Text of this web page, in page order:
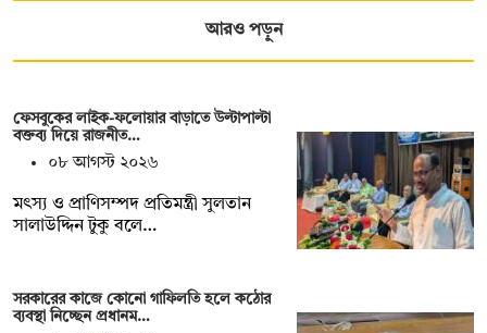
আরও পড়ুন
ফেসবুকের লাইক-ফলোয়ার বাড়াতে উল্টাপাল্টা
বক্তব্য দিয়ে রাজনীত…
০৮ আগস্ট ২০২৬
মৎস্য ও প্রাণিসম্পদ প্রতিমন্ত্রী সুলতান
সালাউদ্দিন টুকু বলে…
সরকারের কাজে কোনো গাফিলতি হলে কঠোর
ব্যবস্থা নিচ্ছেন প্রধানম…